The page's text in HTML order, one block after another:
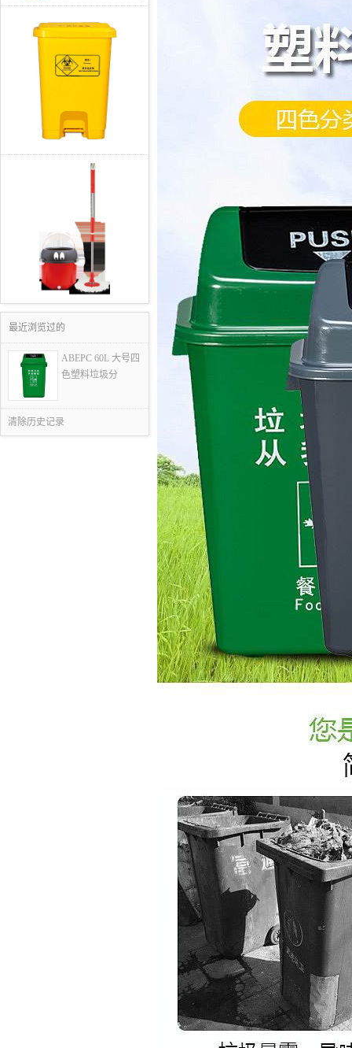
最近浏览过的
ABEPC 60L 大号四
色塑料垃圾分
清除历史记录